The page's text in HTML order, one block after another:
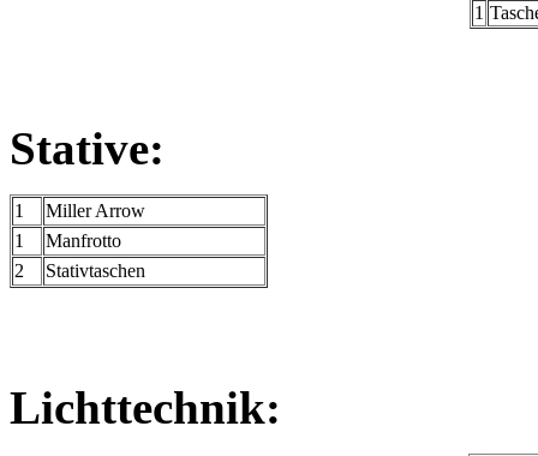
1
Stative:
1
Miller Arrow
1
Manfrotto
2
Stativtaschen
Lichttechnik: